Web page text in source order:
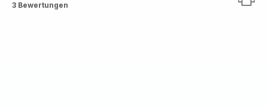
ratings.3.5
3 Bewertungen